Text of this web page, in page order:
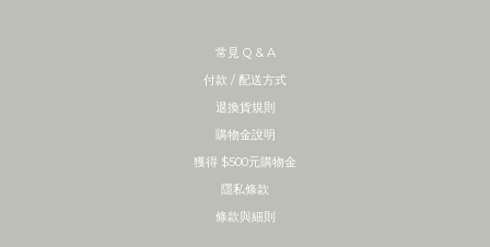
常見 Q & A
付款 / 配送方式
退換貨規則
購物金說明
獲得 $500元購物金
隱私條款
條款與細則